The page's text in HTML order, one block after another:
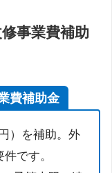
事業費補助
費補助金
）を補助。外
です。